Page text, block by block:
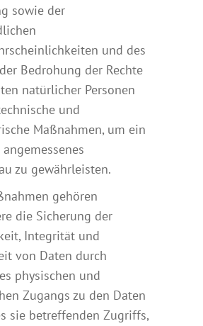
sowie der
und des
Bedrohung der Rechte
natürlicher Personen
und
Maßnahmen, um ein
zu gewährleisten.
gehören
die Sicherung der
Integrität und
von Daten durch
physischen und
Zugangs zu den Daten
sie betreffenden Zugriffs,